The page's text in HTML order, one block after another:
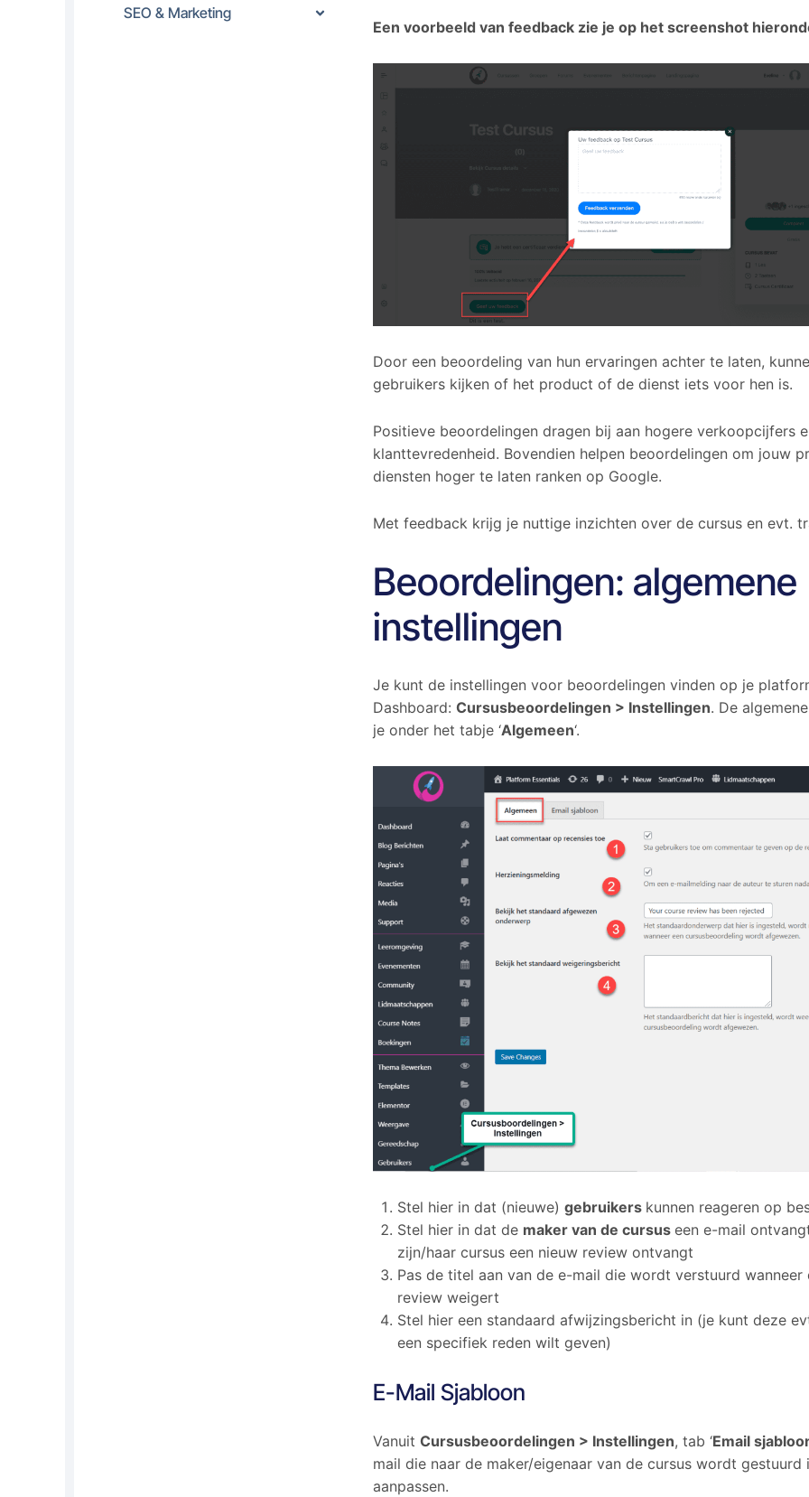
SEO & Marketing
Een voorbeeld van feedback zie je op het screenshot
Door een beoordeling van hun ervaringen achter te laten,
gebruikers kijken of het product of de dienst iets voor hen is.
Positieve beoordelingen dragen bij aan hogere verkoopcijfers
klanttevredenheid. Bovendien helpen beoordelingen om jouw
diensten hoger te laten ranken op Google.
Met feedback krijg je nuttige inzichten over de cursus en evt.
Beoordelingen: algemene
instellingen
Je kunt de instellingen voor beoordelingen vinden op je
Dashboard:Cursusbeoordelingen > Instellingen. De
je onder het tabje ‘Algemeen‘.
Stel hier in dat (nieuwe)gebruikers kunnen reageren op
Stel hier in dat de maker van de cursuseen e-mail
zijn/haar cursus een nieuw review ontvangt
Pas de titel aan van de e-mail die wordt verstuurd wanneer
review weigert
Stel hier een standaard afwijzingsbericht in (je kunt deze
een specifiek reden wilt geven)
E-Mail Sjabloon
VanuitCursusbeoordelingen > Instellingen, tab ‘Email
mail die naar de maker/eigenaar van de cursus wordt gestuurd
aanpassen.